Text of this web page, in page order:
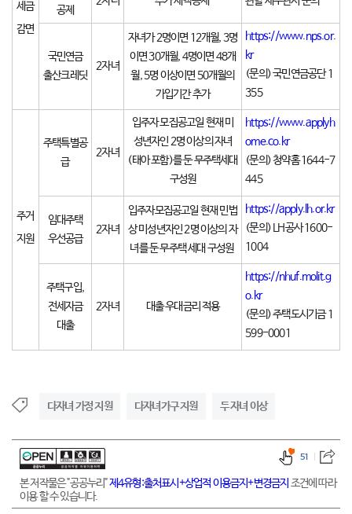
세금
감면
공제
국민연금
출산크레딧
2자녀
자녀가 2명이면 12개월, 3명
이면 30개월, 4명이면 48개
월, 5명 이상이면 50개월의
가입기간 추가
https://www.nps.or.
kr
(문의) 국민연금공단 1
355
주거
지원
주택특별공
급
2자녀
입주자 모집공고일 현재 미
성년자인 2명 이상의 자녀
(태아 포함)를 둔 무주택세대
구성원
https://www.applyh
ome.co.kr
(문의) 청약홈1644-7
445
임대주택
우선공급
2자녀
입주자모집공고일 현재 민법
상 미성년자인 2명 이상의 자
녀를 둔 무주택 세대 구성원
https://apply.lh.or.kr
(문의) LH공사 1600-
1004
주택구입,
전세자금
대출
2자녀 대출 우대금리 적용
https://nhuf.molit.g
o.kr
(문의) 주택도시기금1
599-0001
다자녀 가정 지원 다자녀가구 지원 두 자녀 이상
본 저작물은 "공공누리"제4유형:출처표시+상업적 이용금지+변경금지 조건에 따라
이용 할 수 있습니다.
51